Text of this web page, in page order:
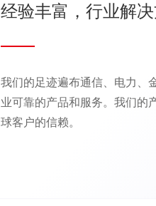
经验丰富，行业解
我们的足迹遍布通信、电力、
业可靠的产品和服务。我们的
球客户的信赖。